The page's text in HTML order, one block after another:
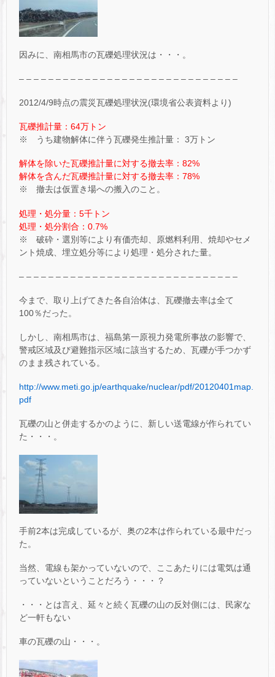
因みに、南相馬市の瓦礫処理状況は・・・。
– – – – – – – – – – – – – – – – – – – – – – – – – – – – – –
2012/4/9時点の震災瓦礫処理状況(環境省公表資料より)
瓦礫推計量：64万トン
※ うち建物解体に伴う瓦礫発生推計量： 3万トン
解体を除いた瓦礫推計量に対する撤去率：82%
解体を含んだ瓦礫推計量に対する撤去率：78%
※ 撤去は仮置き場への搬入のこと。
処理・処分量：5千トン
処理・処分割合：0.7%
※ 破砕・選別等により有価売却、原燃料利用、焼却やセメ
ント焼成、埋立処分等により処理・処分された量。
– – – – – – – – – – – – – – – – – – – – – – – – – – – – – –
今まで、取り上げてきた各自治体は、瓦礫撤去率は全て
100％だった。
しかし、南相馬市は、福島第一原視力発電所事故の影響で、
警戒区域及び避難指示区域に該当するため、瓦礫が手つかず
のまま残されている。
http://www.meti.go.jp/earthquake/nuclear/pdf/20120401map.
pdf
瓦礫の山と併走するかのように、新しい送電線が作られてい
た・・・。
手前2本は完成しているが、奥の2本は作られている最中だっ
た。
当然、電線も架かっていないので、ここあたりには電気は通
っていないということだろう・・・？
・・・とは言え、延々と続く瓦礫の山の反対側には、民家な
ど一軒もない
車の瓦礫の山・・・。